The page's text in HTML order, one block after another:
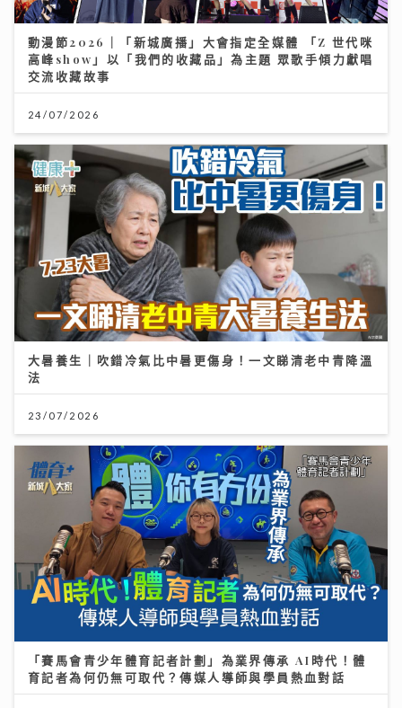
動漫節2026｜「新城廣播」大會指定全媒體 「Z 世代咪
高峰show」以「我們的收藏品」為主題 眾歌手傾力獻唱
交流收藏故事
24/07/2026
大暑養生｜吹錯冷氣比中暑更傷身！一文睇清老中青降溫
法
23/07/2026
「賽馬會青少年體育記者計劃」為業界傳承 AI時代！體
育記者為何仍無可取代？傳媒人導師與學員熱血對話